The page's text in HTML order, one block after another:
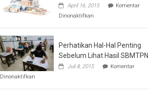
April 16, 2015
Komentar
Dinonaktifkan
Tentang
BTN
Perhatikan Hal-Hal Penting
Sebelum Lihat Hasil SBMTPN
Juli 8, 2015
Komentar
Dinonaktifkan
Hal-